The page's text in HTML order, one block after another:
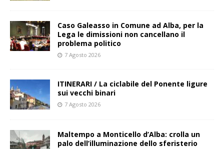
Caso Galeasso in Comune ad Alba, per la
Lega le dimissioni non cancellano il
problema politico
7 Agosto 2026
ITINERARI / La ciclabile del Ponente ligure
sui vecchi binari
7 Agosto 2026
Maltempo a Monticello d’Alba: crolla un
palo dell’illuminazione dello sferisterio